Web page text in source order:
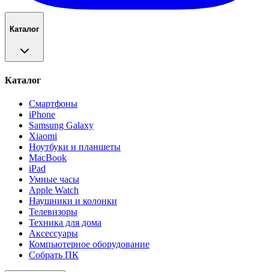
Каталог
Каталог
Смартфоны
iPhone
Samsung Galaxy
Xiaomi
Ноутбуки и планшеты
MacBook
iPad
Умные часы
Apple Watch
Наушники и колонки
Телевизоры
Техника для дома
Аксессуары
Компьютерное оборудование
Собрать ПК